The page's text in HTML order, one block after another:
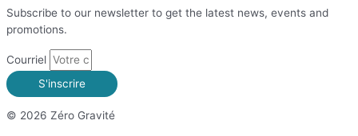
Subscribe to our newsletter to get the latest news, events and
promotions.
Courriel
S'inscrire
© 2026 Zéro Gravité